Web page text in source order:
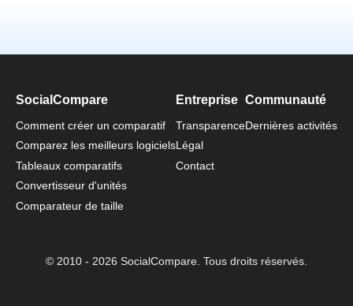
SocialCompare
Comment créer un comparatif
Comparez les meilleurs logiciels
Tableaux comparatifs
Convertisseur d'unités
Comparateur de taille
Entreprise
Transparence
Légal
Contact
Communauté
Dernières activités
© 2010 - 2026 SocialCompare. Tous droits réservés.